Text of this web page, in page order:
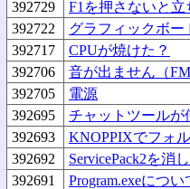
392729
F1を押さないと
392722
グラフィックボー
392717
CPUが焼けた？
392706
音が出ません（
392705
電源
392695
チャットツールが
392693
KNOPPIXでフォ
392692
ServicePack2を消
392691
Program.exeについ